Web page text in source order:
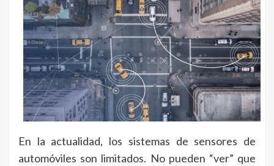
En la actualidad, los sistemas de sensores de
automóviles son limitados. No pueden “ver” que